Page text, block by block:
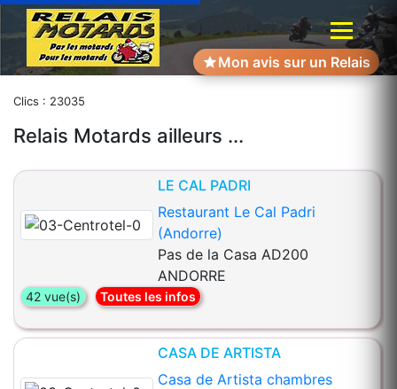
Mon avis sur un Relais
Clics : 23035
Relais Motards ailleurs ...
LE CAL PADRI
Restaurant Le Cal Padri
(Andorre)
Pas de la Casa AD200
ANDORRE
42 vue(s) Toutes les infos
CASA DE ARTISTA
Casa de Artista chambres